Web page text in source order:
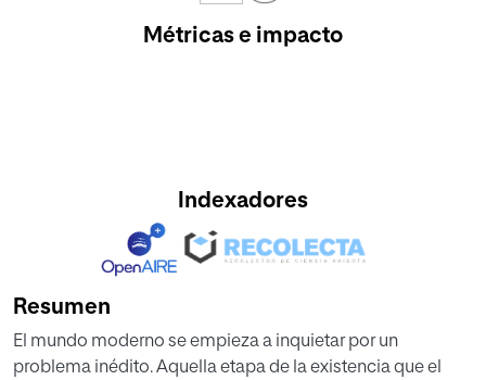
Métricas e impacto
Indexadores
Resumen
El mundo moderno se empieza a inquietar por un
problema inédito. Aquella etapa de la existencia que el